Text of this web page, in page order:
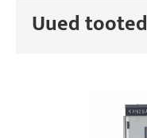
Uued tooted